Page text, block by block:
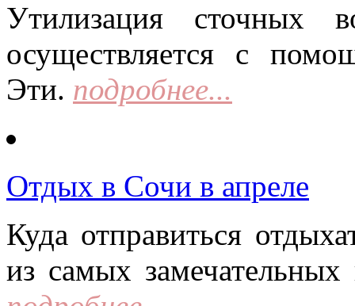
Утилизация сточных
осуществляется с
Эти. подробнее...
Отдых в Сочи в апреле
Куда отправиться
из самых замечательных